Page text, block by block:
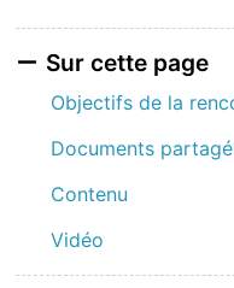
Sur cette page
Objectifs de la
Documents
Contenu
Vidéo